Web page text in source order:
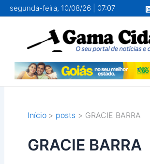
para
conteúdo
segunda-feira, 10/08/26 | 07:07
Início posts GRACIE BARRA
GRACIE BARRA